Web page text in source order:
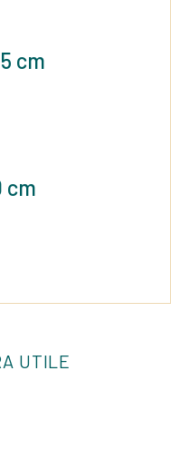
cm
cm
UTILE